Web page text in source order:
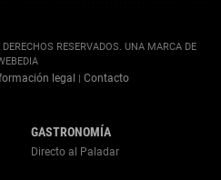
RESERVADOS. UNA MARCA DE
legal | Contacto
GASTRONOMÍA
Directo al Paladar